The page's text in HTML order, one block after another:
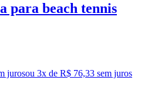
para beach tennis
jurosou 3x de R$ 76,33 sem juros